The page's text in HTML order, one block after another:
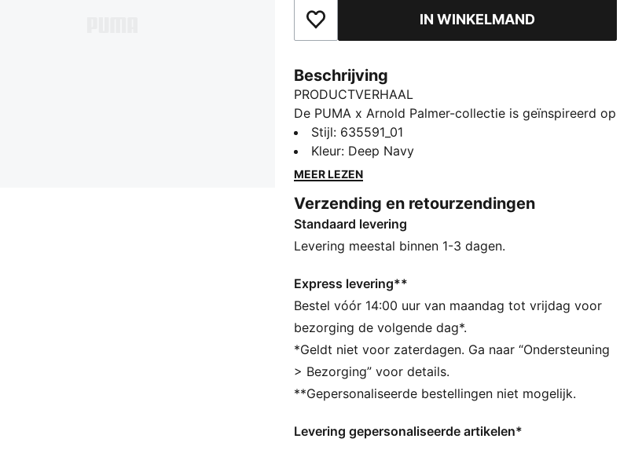
Toegevoegd aan favorietenIN WINKELMAND
Beschrijving
PRODUCTVERHAAL
De PUMA x Arnold Palmer-collectie is geïnspireerd op
de King zelf en brengt de stijl en de bravoure die
Arnold Palmer uitstraalde, elke keer dat hij op de
golfbaan stapte, tot leven. Een exclusieve
Palmer viert met nostalgische kleuren, prints met een
verhaal en persoonlijke details op elk item. Van Bay
Hill tot jouw golfclub, deze collectie haalt de Palmer
eerbetoon aan de spirit van de ware golflegende.
ALLE INS EN OUTS
Gemaakt met minstens 90% gerecyclede materialen.
DETAILS
Pasvorm: Performance-fit
Hals: Kraag
Korte mouwen
Met 4-weg stretch
Stijl: 635591_01
Kleur: Deep Navy
MEER LEZEN
Verzending en retourzendingen
Standaard levering
Levering meestal binnen 1-3 dagen.
Express levering**
Bestel vóór 14:00 uur van maandag tot vrijdag voor
bezorging de volgende dag*.
*Geldt niet voor zaterdagen. Ga naar “Ondersteuning
> Bezorging” voor details.
**Gepersonaliseerde bestellingen niet mogelijk.
Levering gepersonaliseerde artikelen*